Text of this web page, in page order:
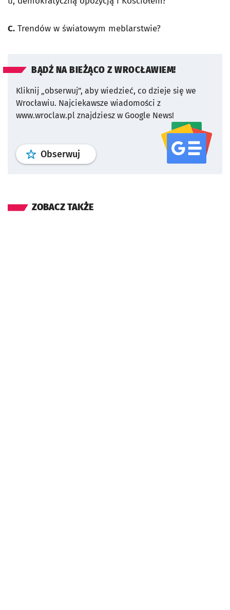
C. Trendów w światowym meblarstwie?
BĄDŹ NA BIEŻĄCO Z WROCŁAWIEM!
Kliknij „obserwuj”, aby wiedzieć, co dzieje się we
Wrocławiu. Najciekawsze wiadomości z
www.wroclaw.pl znajdziesz w Google News!
Obserwuj profil serwisu
ZOBACZ TAKŻE